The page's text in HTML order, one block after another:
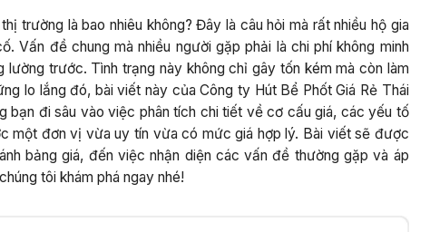
trường là bao nhiêu không? Đây là câu hỏi mà rất nhiều hộ gia
Vấn đề chung mà nhiều người gặp phải là chi phí không minh
trước. Tình trạng này không chỉ gây tốn kém mà còn làm
lo lắng đó, bài viết này của Công ty Hút Bể Phốt Giá Rẻ Thái
bạn đi sâu vào việc phân tích chi tiết về cơ cấu giá, các yếu tố
một đơn vị vừa uy tín vừa có mức giá hợp lý. Bài viết sẽ được
bảng giá, đến việc nhận diện các vấn đề thường gặp và áp
tôi khám phá ngay nhé!